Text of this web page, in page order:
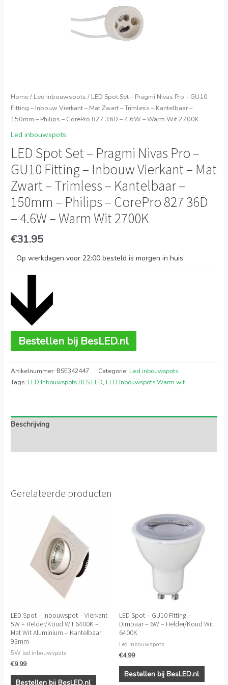
Home/ Led inbouwspots / LED Spot Set – Pragmi Nivas Pro – GU10
Fitting – Inbouw Vierkant – Mat Zwart – Trimless – Kantelbaar –
150mm – Philips – CorePro 827 36D – 4.6W – Warm Wit 2700K
Led inbouwspots
LED Spot Set – Pragmi Nivas Pro –
GU10 Fitting – Inbouw Vierkant – Mat
Zwart – Trimless – Kantelbaar –
150mm – Philips – CorePro 827 36D
– 4.6W – Warm Wit 2700K
€31.95
Op werkdagen voor 22:00 besteld is morgen in huis
Bestellen bij BesLED.nl
Artikelnummer: BSE342447 Categorie: Led inbouwspots
Tags: LED Inbouwspots BES LED, LED Inbouwspots Warm wit
Beschrijving
Gerelateerde producten
LED Spot – Inbouwspot – Vierkant
5W – Helder/Koud Wit 6400K –
Mat Wit Aluminium – Kantelbaar
93mm
5W led inbouwspots
€9.99
Bestellen bij BesLED.nl
LED Spot – GU10 Fitting –
Dimbaar – 6W – Helder/Koud Wit
6400K
Led inbouwspots
€4.99
Bestellen bij BesLED.nl